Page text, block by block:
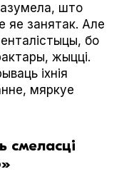
што
яе занятак. Але
бо
жыцці.
іхнія
мяркуе
смеласці